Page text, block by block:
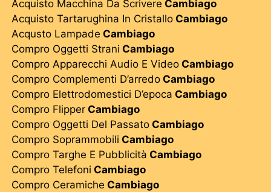
Acquisto Macchina Da Scrivere Cambiago
Acquisto Tartarughina In Cristallo Cambiago
Acqusto Lampade Cambiago
Compro Oggetti Strani Cambiago
Compro Apparecchi Audio E Video Cambiago
Compro Complementi D’arredo Cambiago
Compro Elettrodomestici D’epoca Cambiago
Compro Flipper Cambiago
Compro Oggetti Del Passato Cambiago
Compro Soprammobili Cambiago
Compro Targhe E Pubblicità Cambiago
Compro Telefoni Cambiago
Compro Ceramiche Cambiago